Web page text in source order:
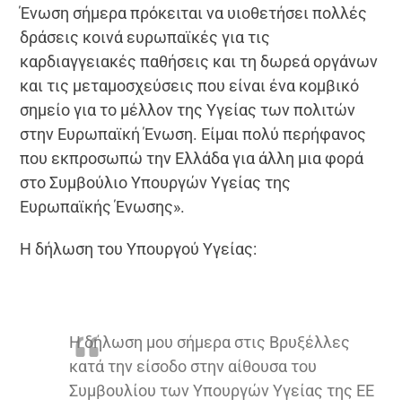
Ένωση σήμερα πρόκειται να υιοθετήσει πολλές
δράσεις κοινά ευρωπαϊκές για τις
καρδιαγγειακές παθήσεις και τη δωρεά οργάνων
και τις μεταμοσχεύσεις που είναι ένα κομβικό
σημείο για το μέλλον της Υγείας των πολιτών
στην Ευρωπαϊκή Ένωση. Είμαι πολύ περήφανος
που εκπροσωπώ την Ελλάδα για άλλη μια φορά
στο Συμβούλιο Υπουργών Υγείας της
Ευρωπαϊκής Ένωσης».
H δήλωση του Υπουργού Υγείας:
Η δήλωση μου σήμερα στις Βρυξέλλες
κατά την είσοδο στην αίθουσα του
Συμβουλίου των Υπουργών Υγείας της ΕΕ